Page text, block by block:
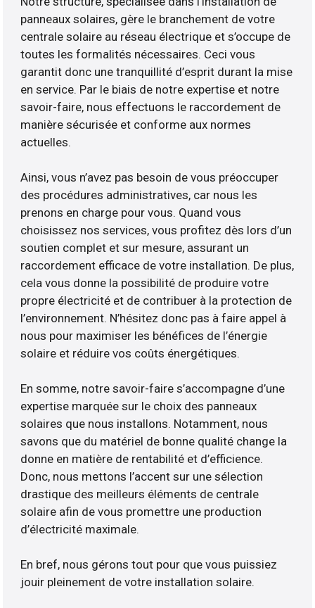
panneaux solaires, gère le branchement de votre
centrale solaire au réseau électrique et s’occupe de
toutes les formalités nécessaires. Ceci vous
garantit donc une tranquillité d’esprit durant la mise
en service. Par le biais de notre expertise et notre
savoir-faire, nous effectuons le raccordement de
manière sécurisée et conforme aux normes
actuelles.
Ainsi, vous n’avez pas besoin de vous préoccuper
des procédures administratives, car nous les
prenons en charge pour vous. Quand vous
choisissez nos services, vous profitez dès lors d’un
soutien complet et sur mesure, assurant un
raccordement efficace de votre installation. De plus,
cela vous donne la possibilité de produire votre
propre électricité et de contribuer à la protection de
l’environnement. N’hésitez donc pas à faire appel à
nous pour maximiser les bénéfices de l’énergie
solaire et réduire vos coûts énergétiques.
En somme, notre savoir-faire s’accompagne d’une
expertise marquée sur le choix des panneaux
solaires que nous installons. Notamment, nous
savons que du matériel de bonne qualité change la
donne en matière de rentabilité et d’efficience.
Donc, nous mettons l’accent sur une sélection
drastique des meilleurs éléments de centrale
solaire afin de vous promettre une production
d’électricité maximale.
En bref, nous gérons tout pour que vous puissiez
jouir pleinement de votre installation solaire.